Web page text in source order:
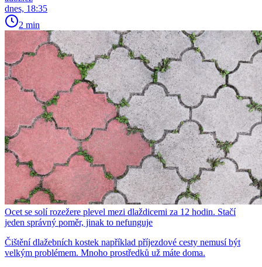
dnes, 18:35
2 min
Ocet se solí rozežere plevel mezi dlaždicemi za 12 hodin. Stačí
jeden správný poměr, jinak to nefunguje
Čištění dlažebních kostek například příjezdové cesty nemusí být
velkým problémem. Mnoho prostředků už máte doma.